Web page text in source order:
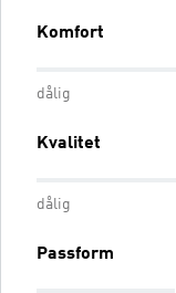
Komfort
dålig
Kvalitet
dålig
Passform